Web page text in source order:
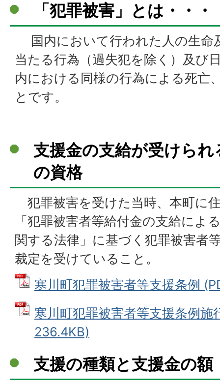
「犯罪被害」とは・・・
国内において行われた人の生命
当たる行為（過失犯を除く）及び
内における同様の行為による死亡
とです。
支援金の支給が受けら
の資格
犯罪被害を受けた当時、本町に
「犯罪被害者等給付金の支給によ
関する法律」に基づく犯罪被害者
裁定を受けていること。
寒川町犯罪被害者等支援条例
寒川町犯罪被害者等支援条例施
236.4KB)
支援の種類と支援金の額